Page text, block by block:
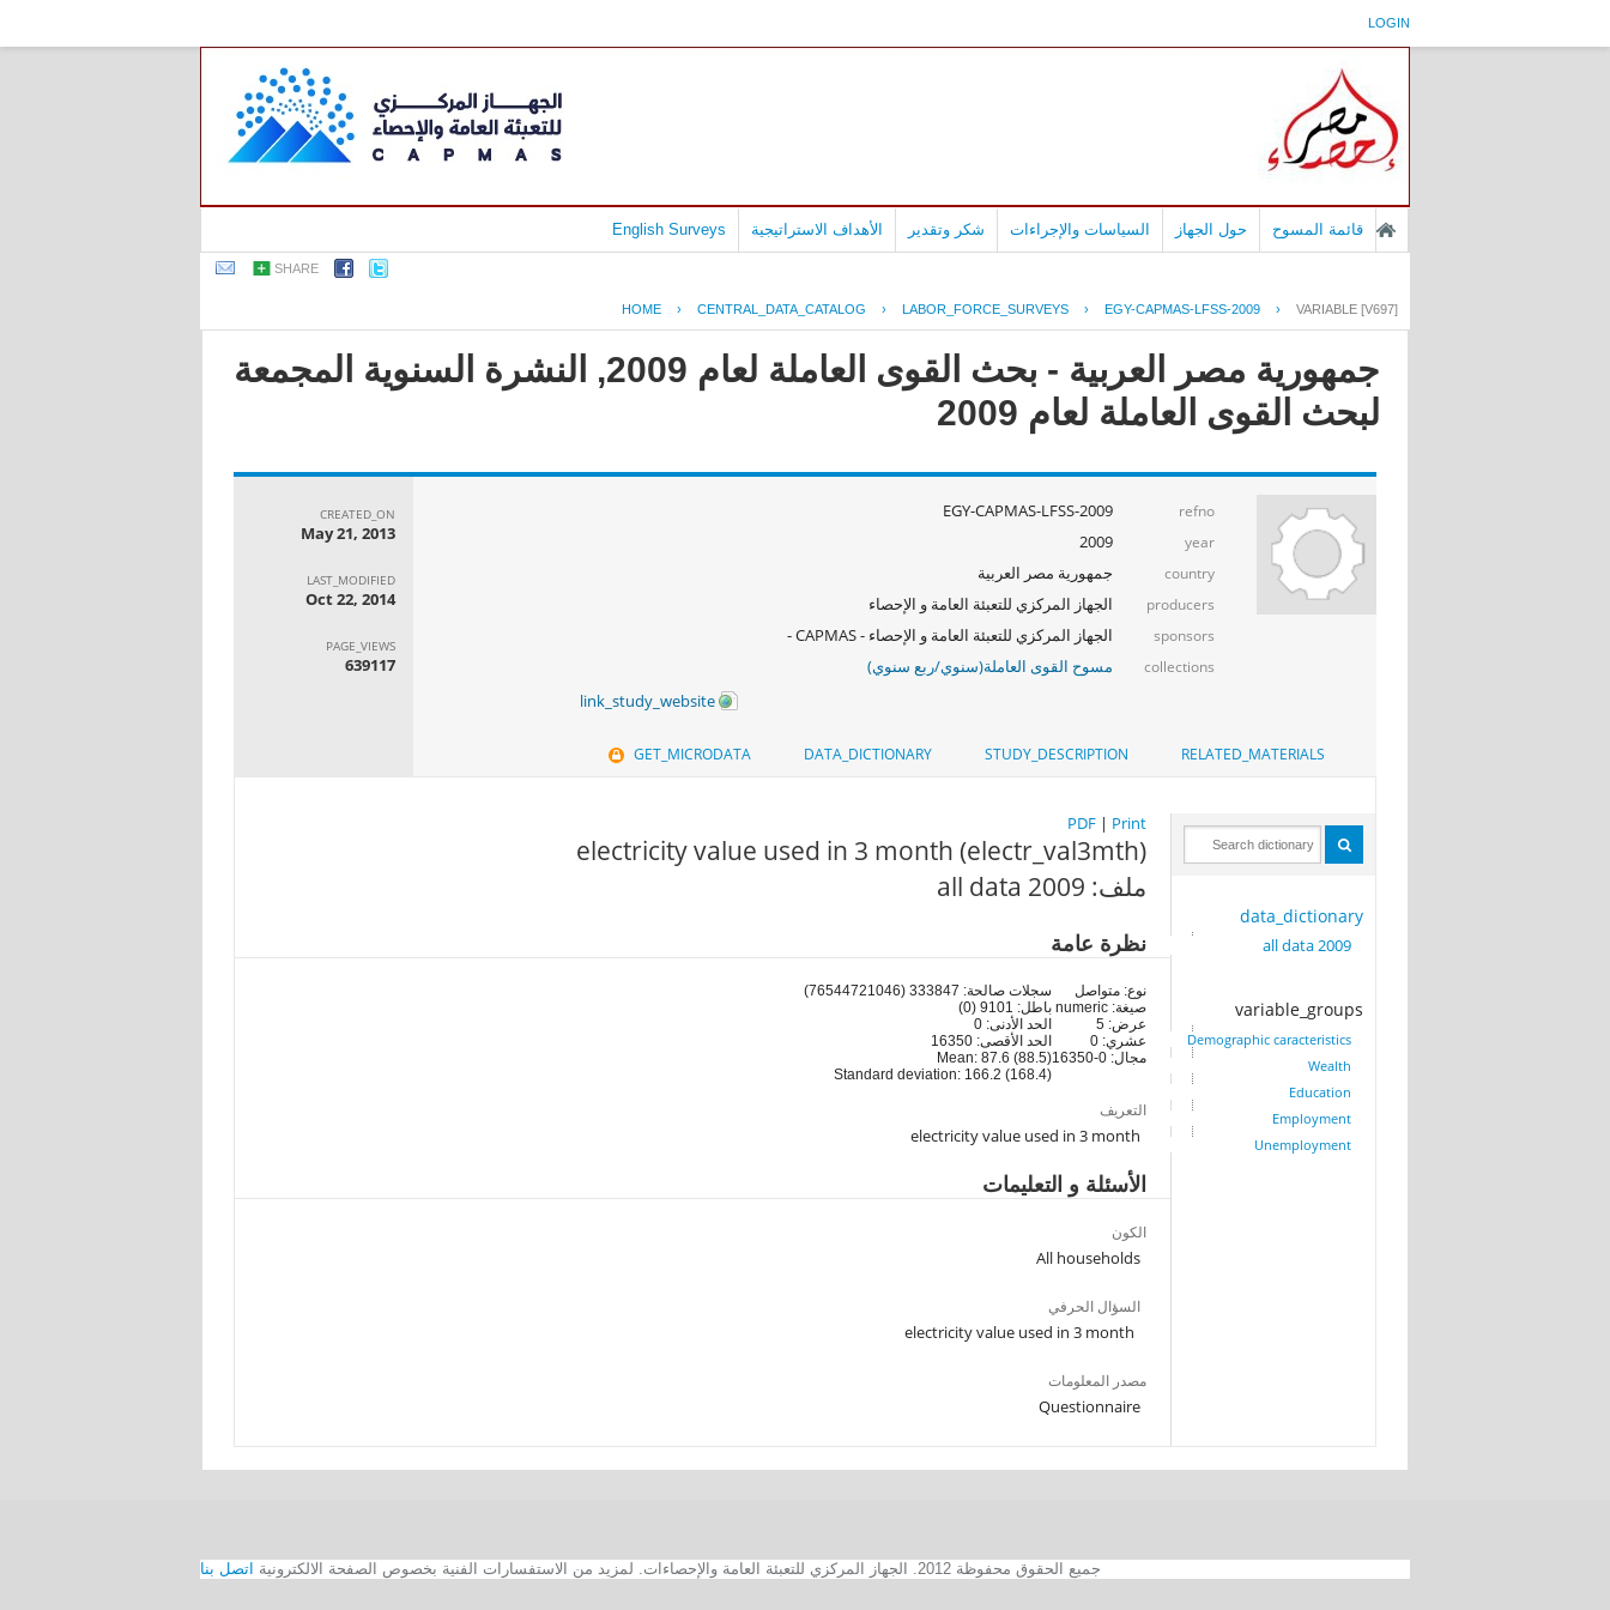
LOGIN
قائمة المسوح حول الجهاز السياسات والإجراءات شكر وتقدير الأهداف الاستراتيجية English Surveys
SHARE
HOME › CENTRAL_DATA_CATALOG › LABOR_FORCE_SURVEYS › EGY-CAPMAS-LFSS-2009 › VARIABLE [V697]
جمهورية مصر العربية - بحث القوى العاملة لعام 2009, النشرة السنوية المجمعة
لبحث القوى العاملة لعام 2009
refno
EGY-CAPMAS-LFSS-2009
year
2009
country جمهورية مصر العربية
producers الجهاز المركزي للتعبئة العامة و الإحصاء
sponsors الجهاز المركزي للتعبئة العامة و الإحصاء - CAPMAS -
collections
مسوح القوى العاملة(سنوي/ربع سنوي)
link_study_website
CREATED_ON
May 21, 2013
LAST_MODIFIED
Oct 22, 2014
PAGE_VIEWS
639117
RELATED_MATERIALS
STUDY_DESCRIPTION
DATA_DICTIONARY
GET_MICRODATA
data_dictionary
all data 2009
variable_groups
Demographic caracteristics
Wealth
Education
Employment
Unemployment
PDF | Print
electricity value used in 3 month (electr_val3mth)
ملف: all data 2009
نظرة عامة
نوع: متواصل
صيغة: numeric
عرض: 5
عشري: 0
مجال: 0-16350
سجلات صالحة: 333847 (76544721046)
باطل: 9101 (0)
الحد الأدنى: 0
الحد الأقصى: 16350
Mean: 87.6 (88.5)
Standard deviation: 166.2 (168.4)
التعريف
electricity value used in 3 month
الأسئلة و التعليمات
الكون
All households
السؤال الحرفي
electricity value used in 3 month
مصدر المعلومات
Questionnaire
جميع الحقوق محفوظة 2012. الجهاز المركزي للتعبئة العامة والإحصاءات. لمزيد من الاستفسارات الفنية بخصوص الصفحة الالكترونية اتصل بنا